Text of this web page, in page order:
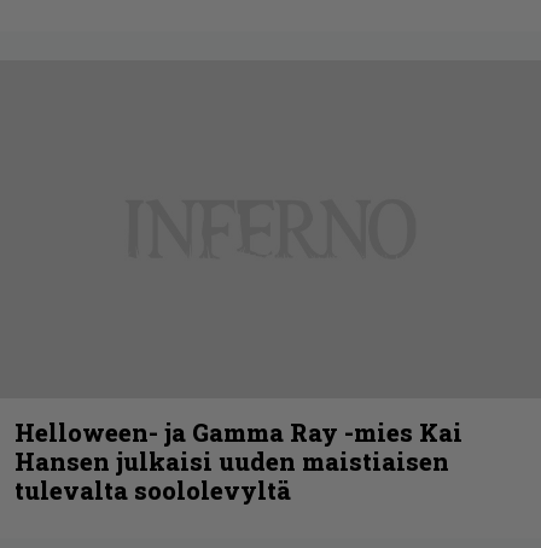
Helloween- ja Gamma Ray -mies Kai
Hansen julkaisi uuden maistiaisen
tulevalta soololevyltä